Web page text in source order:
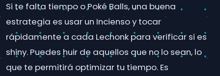
Si te falta tiempo o Poké Balls, una buena
estrategia es usar un Incienso y tocar
rápidamente a cada Lechonk para verificar si es
shiny. Puedes huir de aquellos que no lo sean, lo
que te permitirá optimizar tu tiempo. Es